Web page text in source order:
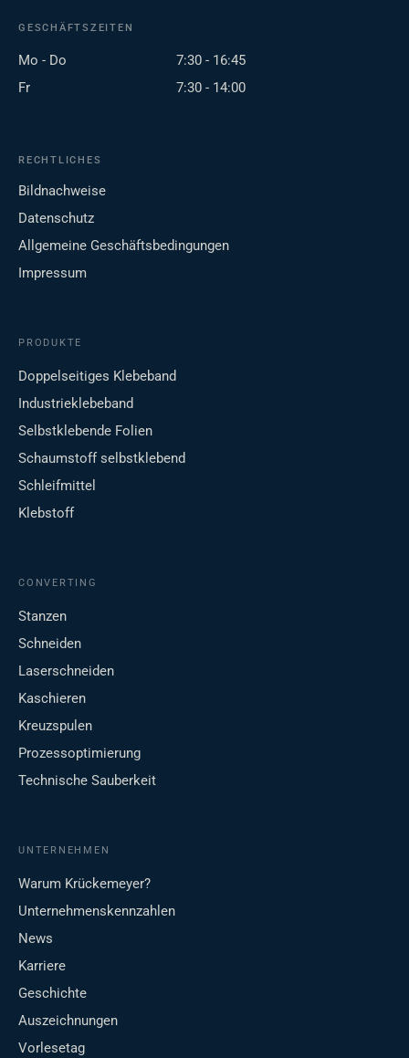
GESCHÄFTSZEITEN
Mo - Do
7:30 - 16:45
Fr
7:30 - 14:00
RECHTLICHES
Bildnachweise
Datenschutz
Allgemeine Geschäftsbedingungen
Impressum
PRODUKTE
Doppelseitiges Klebeband
Industrieklebeband
Selbstklebende Folien
Schaumstoff selbstklebend
Schleifmittel
Klebstoff
CONVERTING
Stanzen
Schneiden
Laserschneiden
Kaschieren
Kreuzspulen
Prozessoptimierung
Technische Sauberkeit
UNTERNEHMEN
Warum Krückemeyer?
Unternehmenskennzahlen
News
Karriere
Geschichte
Auszeichnungen
Vorlesetag